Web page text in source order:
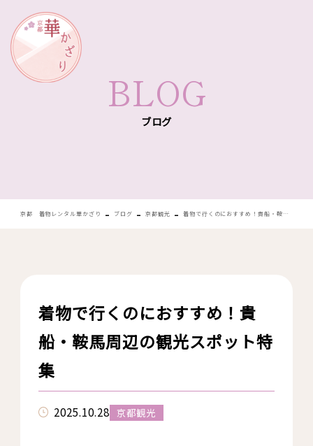
BLOG
ブログ
京都 着物レンタル華かざり - ブログ - 京都観光 - 着物で行くのにおすすめ！貴船・鞍馬周辺の観光スポット特集
着物で行くのにおすすめ！貴
船・鞍馬周辺の観光スポット特
集
2025.10.28 京都観光